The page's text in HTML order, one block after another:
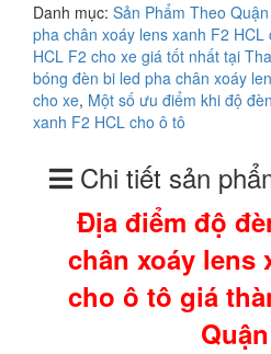
đèn
bi
led
pha
chân
xoáy
xanh
F2
Danh mục: Sản Phẩm Theo Quận
pha chân xoáy lens xanh F2 HCL
HCL F2 cho xe giá tốt nhất tại
bóng đèn bi led pha chân xoáy
cho xe, Một số ưu điểm khi độ
xanh F2 HCL cho ô tô
Chi tiết sản
Địa điểm độ
chân xoáy lens
cho ô tô giá